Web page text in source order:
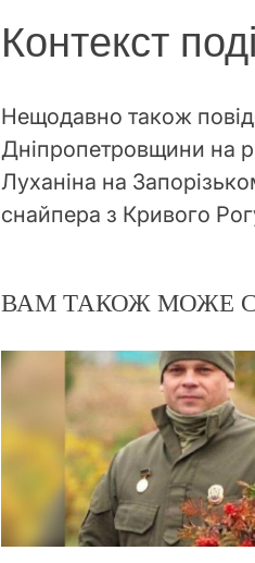
Контекст
Нещодавно також
Дніпропетровщини на
Луханіна на
снайпера з Кривого
ВАМ ТАКОЖ МОЖЕ